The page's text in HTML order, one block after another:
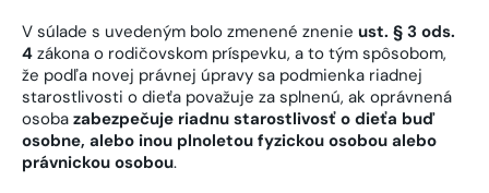
V súlade s uvedeným bolo zmenené znenie ust. § 3 ods.
4 zákona o rodičovskom príspevku, a to tým spôsobom,
že podľa novej právnej úpravy sa podmienka riadnej
starostlivosti o dieťa považuje za splnenú, ak oprávnená
osoba zabezpečuje riadnu starostlivosť o dieťa buď
osobne, alebo inou plnoletou fyzickou osobou alebo
právnickou osobou.